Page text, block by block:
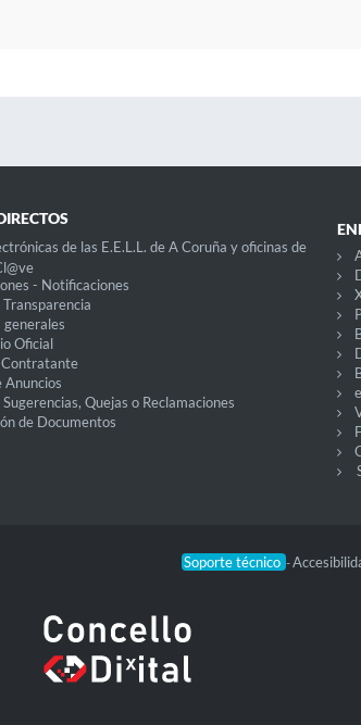
de las E.E.L.L. de A Coruña y oficinas de
- Notificaciones
generales
Oficial
Anuncios
Sugerencias, Quejas o Reclamaciones
de Documentos
Soporte técnico -